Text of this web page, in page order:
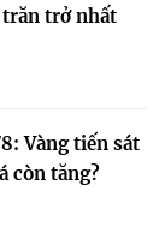
trở nhất
Vàng tiến sát
còn tăng?